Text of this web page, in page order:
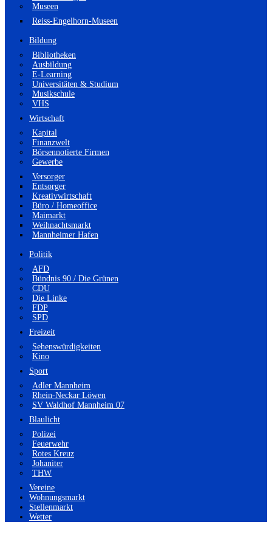
Museen
Reiss-Engelhorn-Museen
Bildung
Bibliotheken
Ausbildung
E-Learning
Universitäten & Studium
Musikschule
VHS
Wirtschaft
Kapital
Finanzwelt
Börsennotierte Firmen
Gewerbe
Versorger
Entsorger
Kreativwirtschaft
Büro / Homeoffice
Maimarkt
Weihnachtsmarkt
Mannheimer Hafen
Politik
AFD
Bündnis 90 / Die Grünen
CDU
Die Linke
FDP
SPD
Freizeit
Sehenswürdigkeiten
Kino
Sport
Adler Mannheim
Rhein-Neckar Löwen
SV Waldhof Mannheim 07
Blaulicht
Polizei
Feuerwehr
Rotes Kreuz
Johaniter
THW
Vereine
Wohnungsmarkt
Stellenmarkt
Wetter